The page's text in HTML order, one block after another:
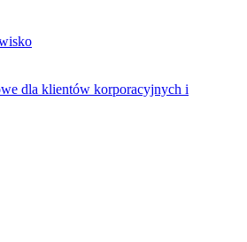
dla klientów korporacyjnych i